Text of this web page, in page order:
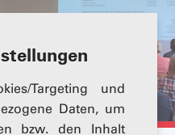
Targeting und
Daten, um
bzw. den Inhalt